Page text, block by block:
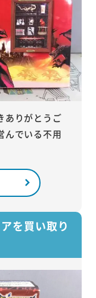
ありがとうご
んでいる不用
を買い取り